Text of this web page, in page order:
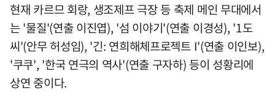
현재 카르므 회랑, 생조제프 극장 등 축제 메인 무대에서
는 '물질'(연출 이진엽), '섬 이야기'(연출 이경성), '1도
씨'(안무 허성임), '긴: 연희해체프로젝트 I'(연출 이인보),
'쿠쿠', '한국 연극의 역사'(연출 구자하) 등이 성황리에
상연 중이다.